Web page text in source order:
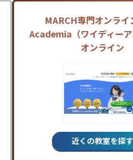
MARCH専門オンライ
Academia（ワイディーア
オンライン
近くの教室を探す